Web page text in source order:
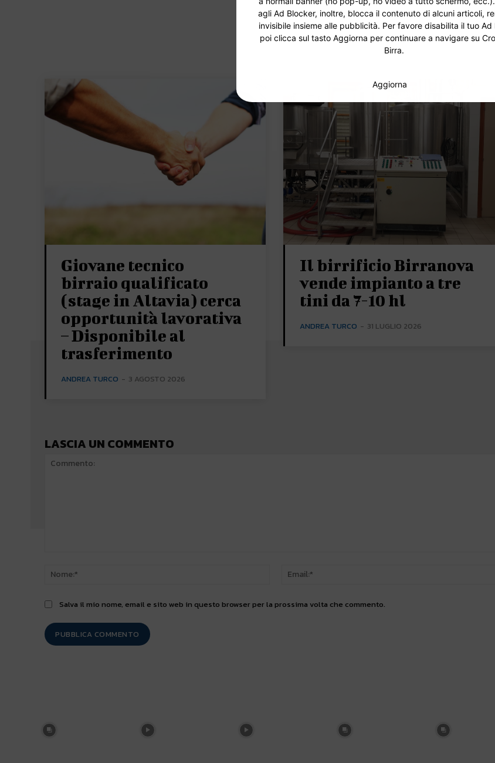
Giovane tecnico
birraio qualificato
(stage in Altavia) cerca
opportunità lavorativa
– Disponibile al
trasferimento
ANDREA TURCO - 3 AGOSTO 2026
Il birrificio Birranova
vende impianto a tre
tini da 7-10 hl
ANDREA TURCO - 31 LUGLIO 2026
LASCIA UN COMMENTO
Nome:*
Salva il mio nome, email e sito web in questo browser per la prossima volta che commento.
agli Ad Blocker, inoltre, blocca il contenuto di alcuni articoli,
invisibile insieme alle pubblicità. Per favore disabilita il tuo Ad
poi clicca sul tasto Aggiorna per continuare a navigare su
Birra.
Aggiorna